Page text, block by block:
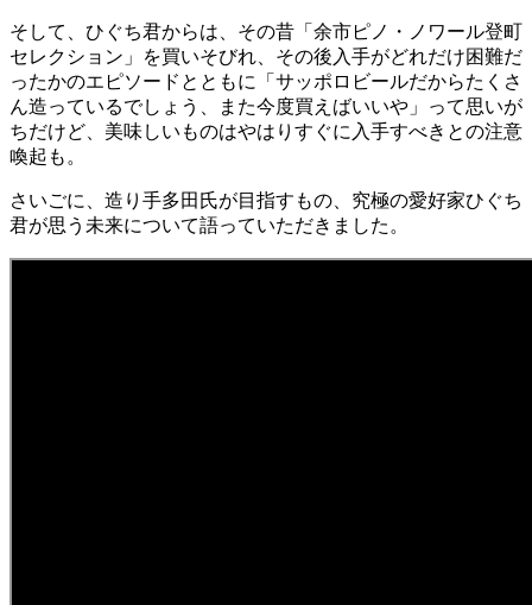
そして、ひぐち君からは、その昔「余市ピノ・ノワール登町
セレクション」を買いそびれ、その後入手がどれだけ困難だ
ったかのエピソードとともに「サッポロビールだからたくさ
ん造っているでしょう、また今度買えばいいや」って思いが
ちだけど、美味しいものはやはりすぐに入手すべきとの注意
喚起も。
さいごに、造り手多田氏が目指すもの、究極の愛好家ひぐち
君が思う未来について語っていただきました。